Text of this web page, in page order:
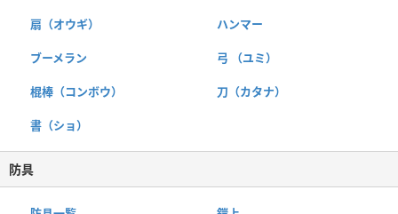
扇（オウギ） ハンマー
ブーメラン 弓 （ユミ）
棍棒（コンボウ） 刀（カタナ）
書（ショ）
防具